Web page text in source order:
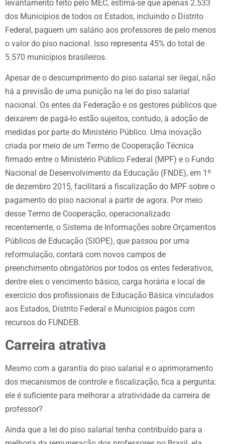
levantamento feito pelo MEC, estima-se que apenas 2.533
dos Municípios de todos os Estados, incluindo o Distrito
Federal, paguem um salário aos professores de pelo menos
o valor do piso nacional. Isso representa 45% do total de
5.570 municípios brasileiros.
Apesar de o descumprimento do piso salarial ser ilegal, não
há a previsão de uma punição na lei do piso salarial
nacional. Os entes da Federação e os gestores públicos que
deixarem de pagá-lo estão sujeitos, contudo, à adoção de
medidas por parte do Ministério Público. Uma inovação
criada por meio de um Termo de Cooperação Técnica
firmado entre o Ministério Público Federal (MPF) e o Fundo
Nacional de Desenvolvimento da Educação (FNDE), em 1º
de dezembro 2015, facilitará a fiscalização do MPF sobre o
pagamento do piso nacional a partir de agora. Por meio
desse Termo de Cooperação, operacionalizado
recentemente, o Sistema de Informações sobre Orçamentos
Públicos de Educação (SIOPE), que passou por uma
reformulação, contará com novos campos de
preenchimento obrigatórios por todos os entes federativos,
dentre eles o vencimento básico, carga horária e local de
exercício dos profissionais de Educação Básica vinculados
aos Estados, Distrito Federal e Municípios pagos com
recursos do FUNDEB.
Carreira atrativa
Mesmo com a garantia do piso salarial e o aprimoramento
dos mecanismos de controle e fiscalização, fica a pergunta:
ele é suficiente para melhorar a atratividade da carreira de
professor?
Ainda que a lei do piso salarial tenha contribuído para a